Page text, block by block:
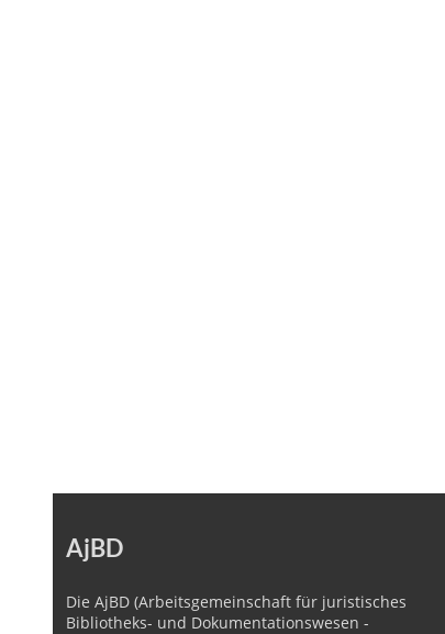
AjBD
Die AjBD (Arbeitsgemeinschaft für juristisches
Bibliotheks- und Dokumentationswesen -